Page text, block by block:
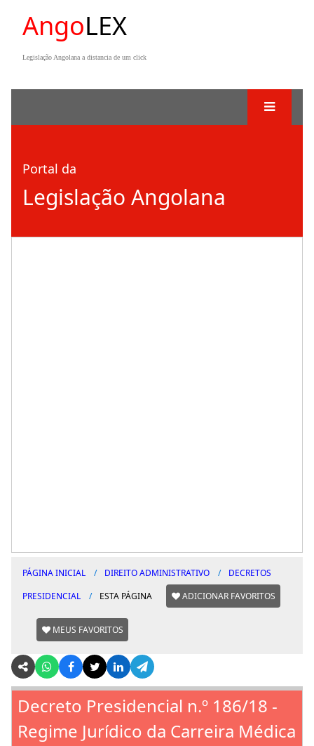
AngoLEX
Legislação Angolana a distancia de um click
Portal da
Legislação Angolana
PÁGINA INICIAL DIREITO ADMINISTRATIVO
DECRETOS
PRESIDENCIAL
ESTA PÁGINA ADICIONAR FAVORITOS
MEUS FAVORITOS
Decreto Presidencial n.º 186/18 -
Regime Jurídico da Carreira Médica